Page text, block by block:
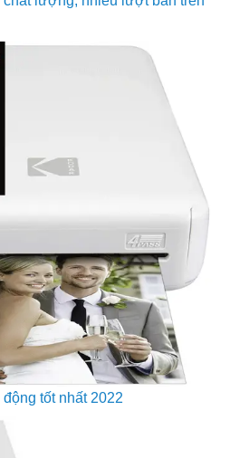
tốt nhất 2022